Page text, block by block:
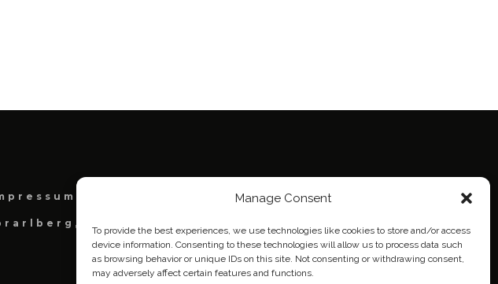
Manage Consent
To provide the best experiences, we use technologies like cookies to store and/or access
device information. Consenting to these technologies will allow us to process data such
as browsing behavior or unique IDs on this site. Not consenting or withdrawing consent,
may adversely affect certain features and functions.
Cookie Policy (EU)
Österreich